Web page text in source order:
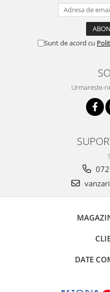
Sunt de acord cu
Urmareste-
DATE